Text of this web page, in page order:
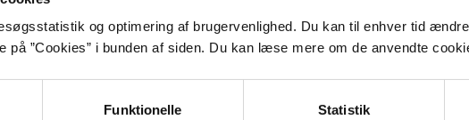
og optimering af brugervenlighed. Du kan til enhver tid
på ”Cookies” i bunden af siden. Du kan læse mere om de anvendte
Funktionelle Statistik